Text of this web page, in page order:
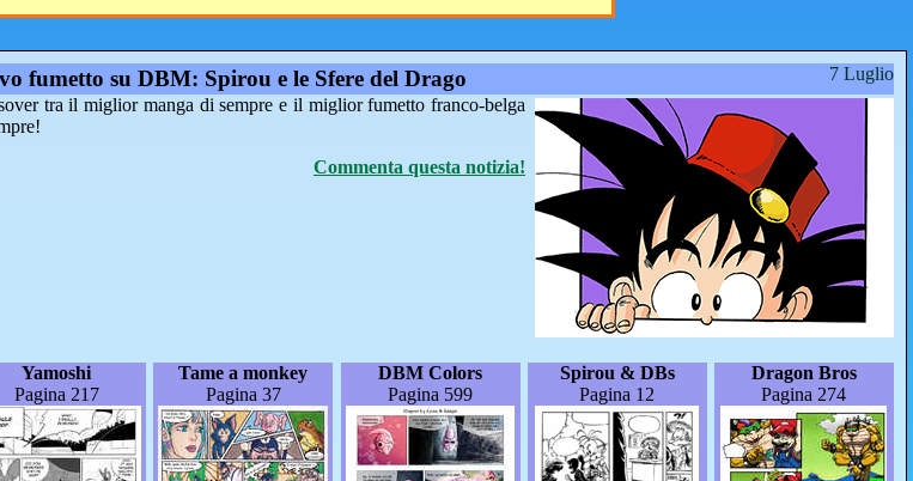
7 Luglio
fumetto su DBM: Spirou e le Sfere del Drago
tra il miglior manga di sempre e il miglior fumetto franco-belga
Commenta questa notizia!
Yamoshi
Pagina 217
Tame a monkey
Pagina 37
DBM Colors
Pagina 599
Spirou & DBs
Pagina 12
Dragon Bros
Pagina 274